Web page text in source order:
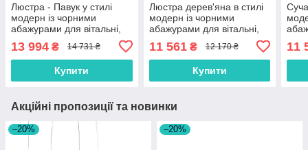
Люстра - Павук у стилі
модерн із чорними
абажурами для вітальні,
13 994 ₴ 14 731 ₴
Купити
Люстра дерев'яна в стилі
модерн із чорними
абажурами для вітальні,
11 561₴ 12 170 ₴
Купити
11
Акційні пропозиції та новинки
–20% –20%